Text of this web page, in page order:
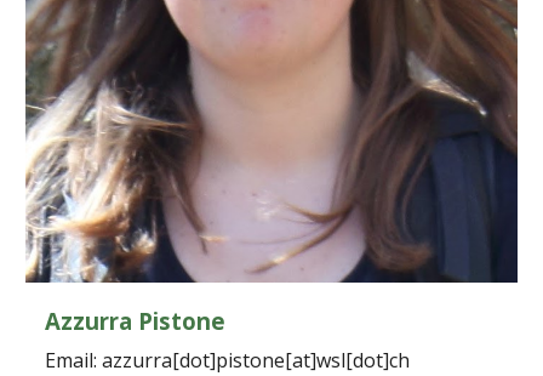
Azzurra Pistone
Email: azzurra[dot]pistone[at]wsl[dot]ch